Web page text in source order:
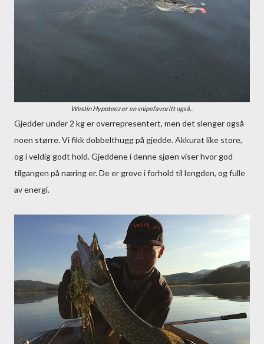
Westin Hypoteez er en snipefavoritt også...
Gjedder under 2 kg er overrepresentert, men det slenger også
noen større. Vi fikk dobbelthugg på gjedde. Akkurat like store,
og i veldig godt hold. Gjeddene i denne sjøen viser hvor god
tilgangen på næring er. De er grove i forhold til lengden, og fulle
av energi.